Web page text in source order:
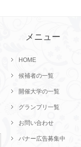
メニュー
HOME
候補者の一覧
開催大学の一覧
グランプリ一覧
お問い合わせ
バナー広告募集中